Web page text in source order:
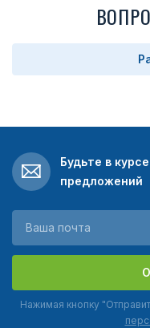
Будьте в
предложений
Нажимая кнопку